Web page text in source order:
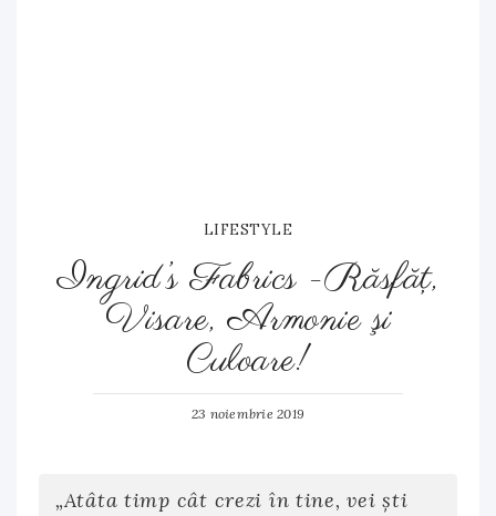
LIFESTYLE
Ingrid’s Fabrics -Răsfăţ,
Visare, Armonie şi
Culoare!
23 noiembrie 2019
„Atâta timp cât crezi în tine, vei ști